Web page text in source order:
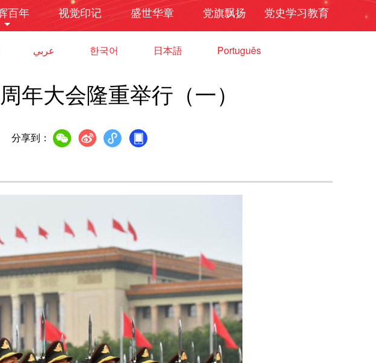
百年 视觉印记 盛世华章 党旗飘扬 党史学习教育
عربي 한국어 日本語 Português
年大会隆重举行（一）
分享到：